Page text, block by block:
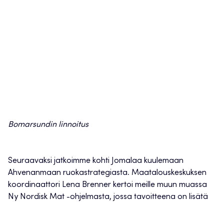
Bomarsundin linnoitus
Seuraavaksi jatkoimme kohti Jomalaa kuulemaan
Ahvenanmaan ruokastrategiasta. Maatalouskeskuksen
koordinaattori Lena Brenner kertoi meille muun muassa
Ny Nordisk Mat -ohjelmasta, jossa tavoitteena on lisätä